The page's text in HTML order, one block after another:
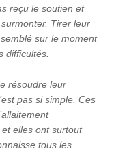
reçu le soutien et
Tirer leur
sur le moment
difficultés.
résoudre leur
pas si simple. Ces
elles ont surtout
tous les